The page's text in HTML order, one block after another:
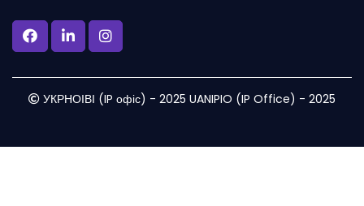
УКРНОІВІ (IP офіс) - 2025 UANIPIO (IP Office) - 2025